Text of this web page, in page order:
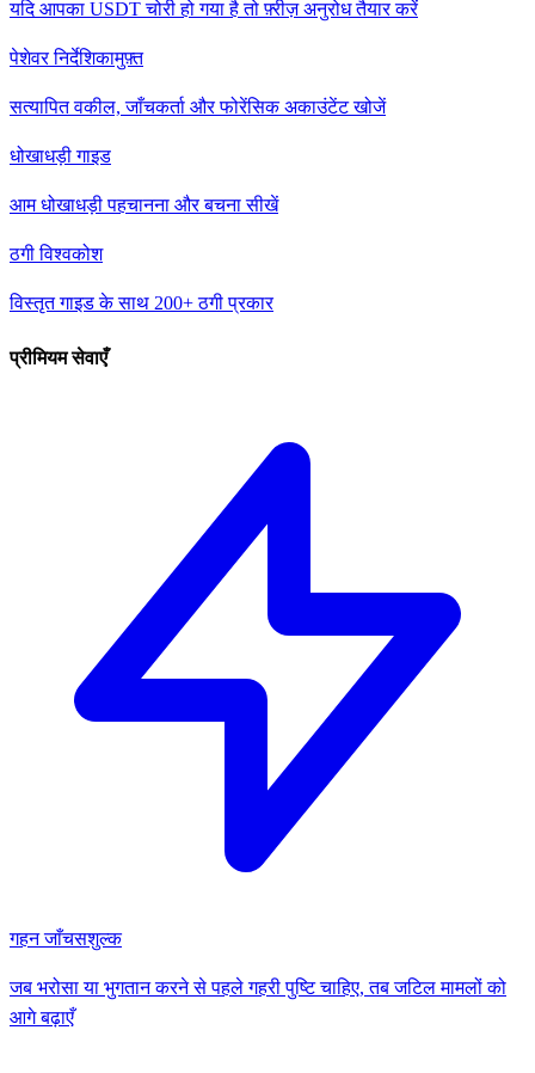
यदि आपका USDT चोरी हो गया है तो फ़्रीज़ अनुरोध तैयार करें
पेशेवर निर्देशिकामुफ़्त
सत्यापित वकील, जाँचकर्ता और फोरेंसिक अकाउंटेंट खोजें
धोखाधड़ी गाइड
आम धोखाधड़ी पहचानना और बचना सीखें
ठगी विश्वकोश
विस्तृत गाइड के साथ 200+ ठगी प्रकार
प्रीमियम सेवाएँ
गहन जाँचसशुल्क
जब भरोसा या भुगतान करने से पहले गहरी पुष्टि चाहिए, तब जटिल मामलों को
आगे बढ़ाएँ